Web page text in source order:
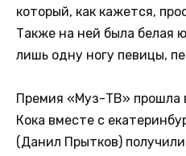
который, как кажется,
Также на ней была белая
лишь одну ногу певицы,
Премия «Муз-ТВ» прошла
Кока вместе с
(Данил Прытков)